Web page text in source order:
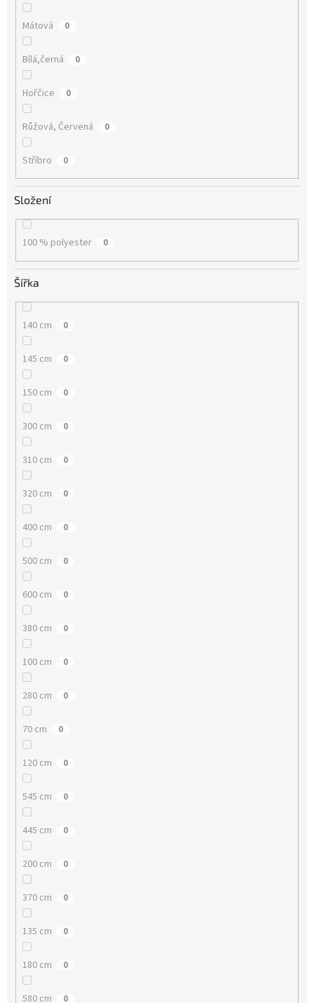
Mátová 0
Bílá,černá 0
Hořčice 0
Růžová, Červená 0
Stříbro 0
Složení
100 % polyester 0
Šířka
140 cm 0
145 cm 0
150 cm 0
300 cm 0
310 cm 0
320 cm 0
400 cm 0
500 cm 0
600 cm 0
380 cm 0
100 cm 0
280 cm 0
70 cm 0
120 cm 0
545 cm 0
445 cm 0
200 cm 0
370 cm 0
135 cm 0
180 cm 0
580 cm 0